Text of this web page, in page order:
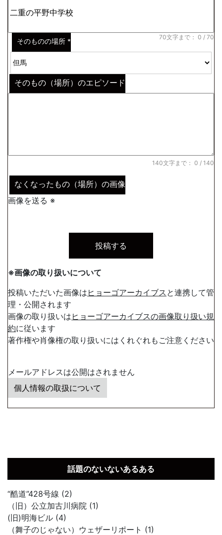
70文字まで： 0 / 70
そのものの場所 *
そのもの（場所）のエピソード
140文字まで： 0 / 140
なくなったもの（場所）の画像
画像を送る ※
※画像の取り扱いについて
投稿いただいた画像は ヒョーゴアーカイブス と連携して管
理・公開されます
画像の取り扱いは ヒョーゴアーカイブスの画像取り扱い規
約に従います
著作権や肖像権の取り扱いにはくれぐれもご注意ください
メールアドレスは公開はされません
個人情報の取扱について
話題のないないあるある
“酷道”428号線 (2)
（旧）公立加古川病院 (1)
(旧)明海ビル (4)
（舞子のじゃない）ウェザーリポート (1)